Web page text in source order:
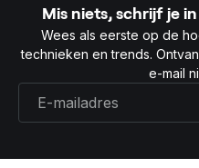
Mis niets, schrijf je
Wees als eerste op de
technieken en trends.
e-mail